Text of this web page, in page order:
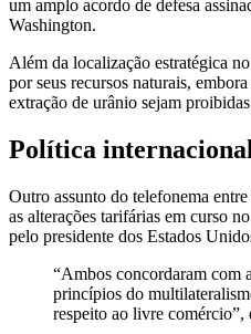
um amplo acordo de defesa
Washington.
Além da localização estratégica
por seus recursos naturais,
extração de urânio sejam
Política
Outro assunto do telefonema
as alterações tarifárias em curso
pelo presidente dos Estados
“Ambos concordaram com
princípios do
respeito ao livre comércio”,